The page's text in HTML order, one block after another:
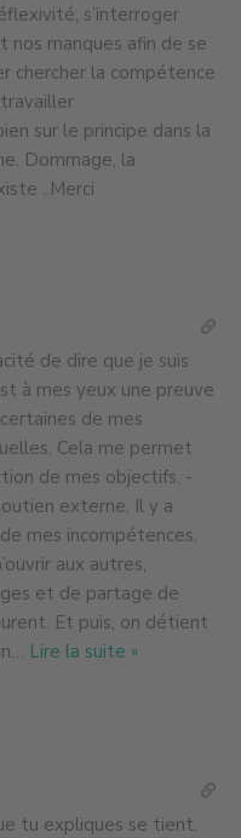
s’interroger
nos manques afin de se
chercher la compétence
travailler
sur le principe dans la
Dommage, la
..Merci
de dire que je suis
à mes yeux une preuve
de mes
Cela me permet
de mes objectifs. -
externe. Il y a
mes incompétences.
aux autres,
et de partage de
Et puis, on détient
… Lire la suite »
tu expliques se tient.